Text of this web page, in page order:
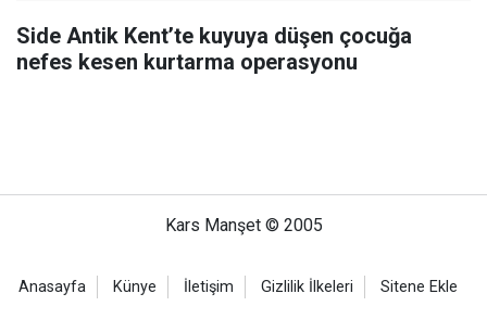
Side Antik Kent’te kuyuya düşen çocuğa
nefes kesen kurtarma operasyonu
Kars Manşet © 2005
Anasayfa Künye İletişim Gizlilik İlkeleri Sitene Ekle